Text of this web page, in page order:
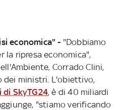
economica" - "Dobbiamo
la ripresa economica",
Corrado Clini,
dei ministri. L'obiettivo,
SkyTG24, è di 40 miliardi
"stiamo verificando